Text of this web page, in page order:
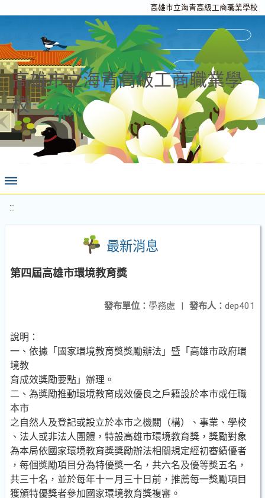
高雄市立海青高級工商職業學校
高雄市立海青高級工商職業學
校
:::
最新消息
第四屆高雄市環境教育獎
發布人： dep401
發布單位： 學務處 |
說明：
一、依據「國家環境教育獎獎勵辦法」暨「高雄市政府環
境教
育成效獎勵要點」辦理。
二、為獎勵推動環境教育成效優良之戶籍設於本市或任職
本市
之自然人及登記或設立於本市之機關（構）、事業、學校
、法人或非法人團體，特設高雄市環境教育獎，獎勵對象
為本局依國家環境教育獎獎勵辦法相關規定經初審績優者
，每個獎勵項目分為特優獎一名，共六名及優等獎五名，
共三十名，並於每年十ㄧ月三十日前，推薦每一獎勵項目
獲頒特優獎者參加國家環境教育獎複審。